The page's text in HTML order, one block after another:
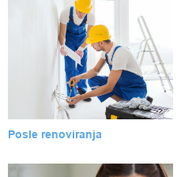
Posle renoviranja